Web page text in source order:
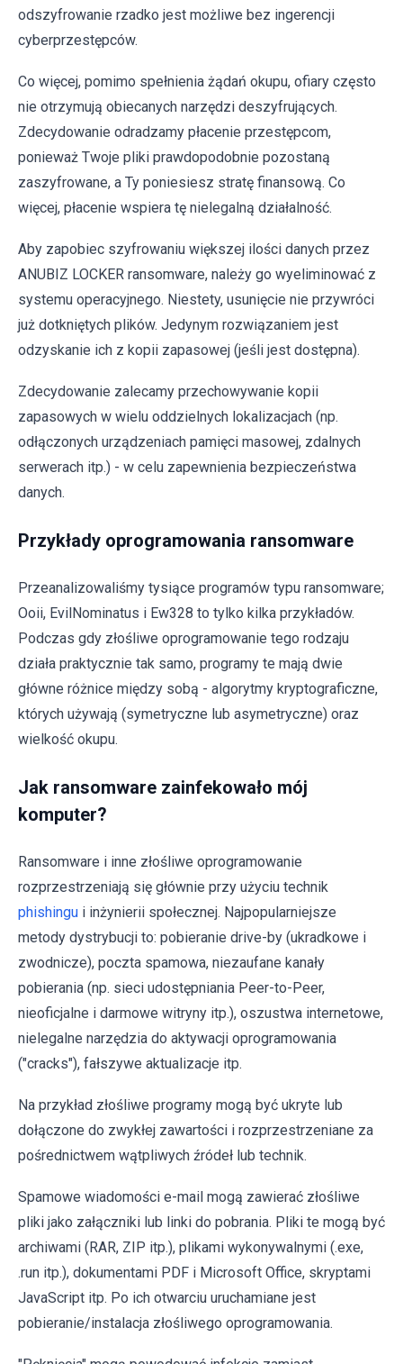
odszyfrowanie rzadko jest możliwe bez ingerencji
cyberprzestępców.
Co więcej, pomimo spełnienia żądań okupu, ofiary często
nie otrzymują obiecanych narzędzi deszyfrujących.
Zdecydowanie odradzamy płacenie przestępcom,
ponieważ Twoje pliki prawdopodobnie pozostaną
zaszyfrowane, a Ty poniesiesz stratę finansową. Co
więcej, płacenie wspiera tę nielegalną działalność.
Aby zapobiec szyfrowaniu większej ilości danych przez
ANUBIZ LOCKER ransomware, należy go wyeliminować z
systemu operacyjnego. Niestety, usunięcie nie przywróci
już dotkniętych plików. Jedynym rozwiązaniem jest
odzyskanie ich z kopii zapasowej (jeśli jest dostępna).
Zdecydowanie zalecamy przechowywanie kopii
zapasowych w wielu oddzielnych lokalizacjach (np.
odłączonych urządzeniach pamięci masowej, zdalnych
serwerach itp.) - w celu zapewnienia bezpieczeństwa
danych.
Przykłady oprogramowania ransomware
Przeanalizowaliśmy tysiące programów typu ransomware;
Ooii, EvilNominatus i Ew328 to tylko kilka przykładów.
Podczas gdy złośliwe oprogramowanie tego rodzaju
działa praktycznie tak samo, programy te mają dwie
główne różnice między sobą - algorytmy kryptograficzne,
których używają (symetryczne lub asymetryczne) oraz
wielkość okupu.
Jak ransomware zainfekowało mój
komputer?
Ransomware i inne złośliwe oprogramowanie
rozprzestrzeniają się głównie przy użyciu technik
phishingu i inżynierii społecznej. Najpopularniejsze
metody dystrybucji to: pobieranie drive-by (ukradkowe i
zwodnicze), poczta spamowa, niezaufane kanały
pobierania (np. sieci udostępniania Peer-to-Peer,
nieoficjalne i darmowe witryny itp.), oszustwa internetowe,
nielegalne narzędzia do aktywacji oprogramowania
("cracks"), fałszywe aktualizacje itp.
Na przykład złośliwe programy mogą być ukryte lub
dołączone do zwykłej zawartości i rozprzestrzeniane za
pośrednictwem wątpliwych źródeł lub technik.
Spamowe wiadomości e-mail mogą zawierać złośliwe
pliki jako załączniki lub linki do pobrania. Pliki te mogą być
archiwami (RAR, ZIP itp.), plikami wykonywalnymi (.exe,
.run itp.), dokumentami PDF i Microsoft Office, skryptami
JavaScript itp. Po ich otwarciu uruchamiane jest
pobieranie/instalacja złośliwego oprogramowania.